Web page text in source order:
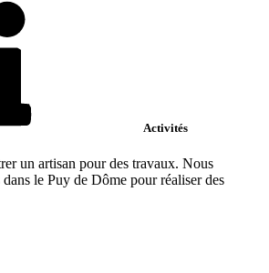
Activités
un artisan pour des travaux. Nous
le Puy de Dôme pour réaliser des